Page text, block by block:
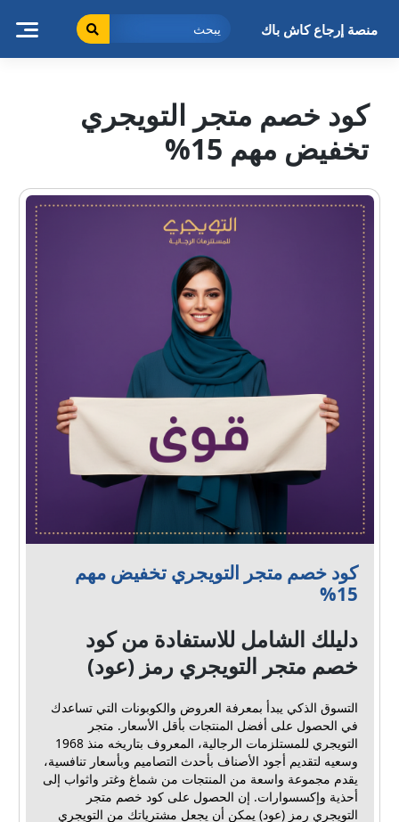
منصة إرجاع كاش باك
كود خصم متجر التويجري
تخفيض مهم 15%
كود خصم متجر التويجري تخفيض مهم
15%
دليلك الشامل للاستفادة من كود
خصم متجر التويجري رمز (عود)
التسوق الذكي يبدأ بمعرفة العروض والكوبونات التي تساعدك
في الحصول على أفضل المنتجات بأقل الأسعار. متجر
التويجري للمستلزمات الرجالية، المعروف بتاريخه منذ 1968
وسعيه لتقديم أجود الأصناف بأحدث التصاميم وبأسعار تنافسية،
يقدم مجموعة واسعة من المنتجات من شماغ وغتر واثواب إلى
أحذية وإكسسوارات. إن الحصول على كود خصم متجر
التويجري رمز (عود) يمكن أن يجعل مشترياتك من التويجري